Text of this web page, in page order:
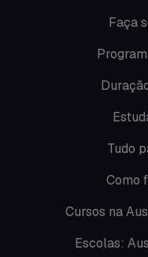
Intercâmbio
Minhas
Nova Zelândia
O que
Passeios
Promoções
Faça
Tudo
Como
Cursos na
Escolas: